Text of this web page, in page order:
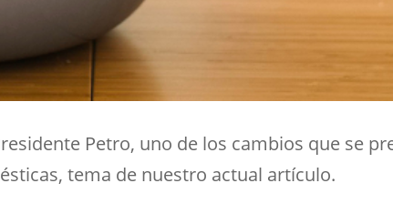
Petro, uno de los cambios que se
tema de nuestro actual artículo.